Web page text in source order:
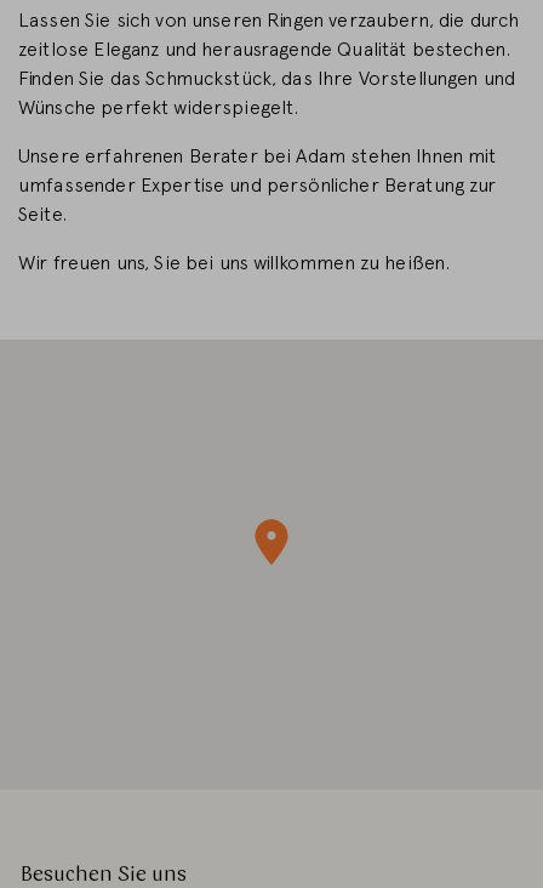
Lassen Sie sich von unseren Ringen verzaubern, die durch
zeitlose Eleganz und herausragende Qualität bestechen.
Finden Sie das Schmuckstück, das Ihre Vorstellungen und
Wünsche perfekt widerspiegelt.
Unsere erfahrenen Berater bei Adam stehen Ihnen mit
umfassender Expertise und persönlicher Beratung zur
Seite.
Wir freuen uns, Sie bei uns willkommen zu heißen.
Besuchen Sie uns